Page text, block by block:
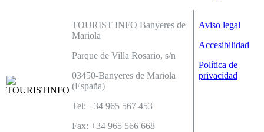
TOURIST INFO Banyeres de
Mariola
Parque de Villa Rosario, s/n
03450-Banyeres de Mariola
(España)
Tel: +34 965 567 453
Fax: +34 965 566 668
Aviso legal
Accesibilidad
Política de
privacidad